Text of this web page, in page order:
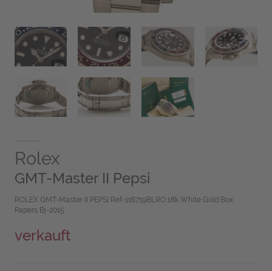
Rolex
GMT-Master II Pepsi
ROLEX GMT-Master II PEPSI Ref-116719BLRO 18k White Gold Box
Papers Bj-2015
verkauft